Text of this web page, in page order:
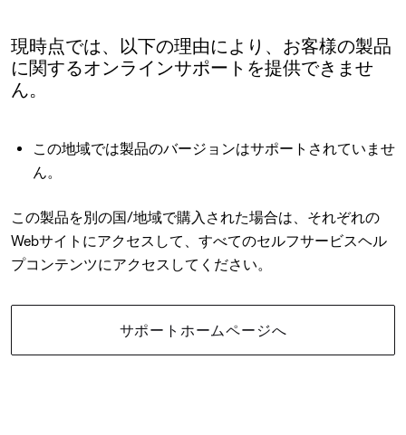
現時点では、以下の理由により、お客様の製品
に関するオンラインサポートを提供できませ
ん。
この地域では製品のバージョンはサポートされていませ
ん。
この製品を別の国/地域で購入された場合は、それぞれの
Webサイトにアクセスして、すべてのセルフサービスヘル
プコンテンツにアクセスしてください。
サポートホームページへ